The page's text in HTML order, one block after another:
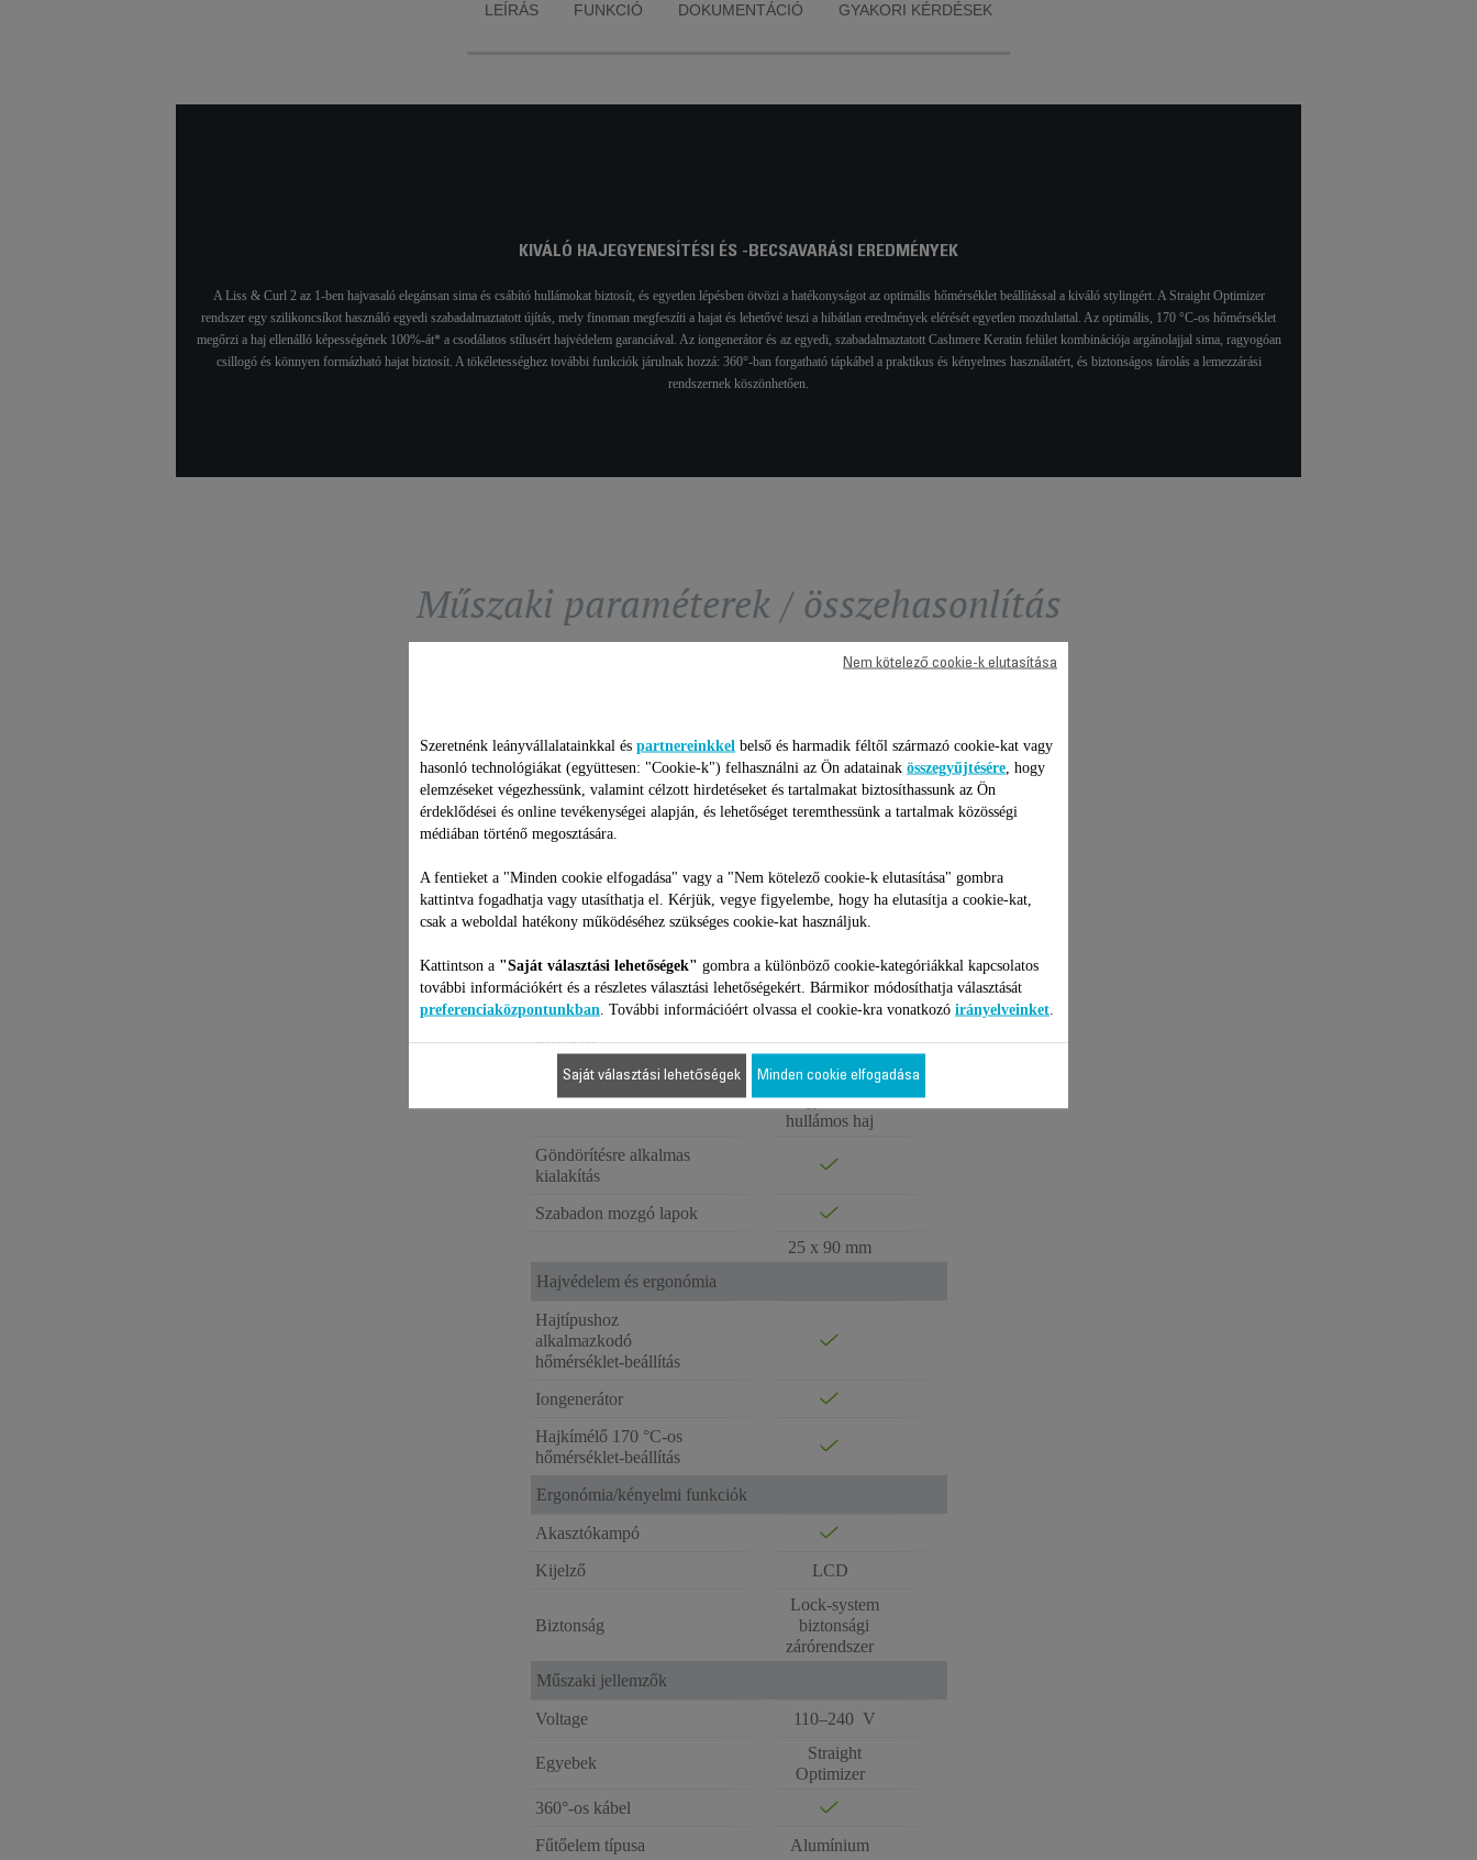
LEÍRÁS FUNKCIÓ DOKUMENTÁCIÓ GYAKORI KÉRDÉSEK
KIVÁLÓ HAJEGYENESÍTÉSI ÉS -BECSAVARÁSI EREDMÉNYEK
A Liss & Curl 2 az 1-ben hajvasaló elegánsan sima és csábító hullámokat biztosít, és egyetlen lépésben ötvözi a hatékonyságot az optimális hőmérséklet beállítással a kiváló stylingért. A Straight Optimizer
rendszer egy szilikoncsíkot használó egyedi szabadalmaztatott újítás, mely finoman megfeszíti a hajat és lehetővé teszi a hibátlan eredmények elérését egyetlen mozdulattal. Az optimális, 170 °C-os hőmérséklet
megőrzi a haj ellenálló képességének 100%-át* a csodálatos stílusért hajvédelem garanciával. Az iongenerátor és az egyedi, szabadalmaztatott Cashmere Keratin felület kombinációja argánolajjal sima, ragyogóan
csillogó és könnyen formázható hajat biztosít. A tökéletességhez további funkciók járulnak hozzá: 360°-ban forgatható tápkábel a praktikus és kényelmes használatért, és biztonságos tárolás a lemezzárási
rendszernek köszönhetően.
Műszaki paraméterek / összehasonlítás
PREMIUM
CARE
LISS&CURL
Eredmény/beállítások
bevonata
Funkciók
Teljesen
egyenes és
hullámos haj
Göndörítésre alkalmas
kialakítás
Szabadon mozgó lapok
25 x 90 mm
Hajvédelem és ergonómia
Hajtípushoz
alkalmazkodó
hőmérséklet-beállítás
Iongenerátor
Hajkímélő 170 °C-os
hőmérséklet-beállítás
Ergonómia/kényelmi funkciók
Akasztókampó
Kijelző
LCD
Biztonság
Lock-system
biztonsági
zárórendszer
Műszaki jellemzők
Voltage 110–240 V
Egyebek
Straight
Optimizer
360°-os kábel
Fűtőelem típusa
Alumínium
Szeretnénk leányvállalatainkkal és partnereinkkel belső és harmadik féltől származó cookie-kat vagy
hasonló technológiákat (együttesen: "Cookie-k") felhasználni az Ön adatainak összegyűjtésére , hogy
elemzéseket végezhessünk, valamint célzott hirdetéseket és tartalmakat biztosíthassunk az Ön
érdeklődései és online tevékenységei alapján, és lehetőséget teremthessünk a tartalmak közösségi
médiában történő megosztására.
A fentieket a "Minden cookie elfogadása" vagy a "Nem kötelező cookie-k elutasítása" gombra
kattintva fogadhatja vagy utasíthatja el. Kérjük, vegye figyelembe, hogy ha elutasítja a cookie-kat,
csak a weboldal hatékony működéséhez szükséges cookie-kat használjuk.
Kattintson a "Saját választási lehetőségek" gombra a különböző cookie-kategóriákkal kapcsolatos
további információkért és a részletes választási lehetőségekért. Bármikor módosíthatja választását
preferenciaközpontunkban . További információért olvassa el cookie-kra vonatkozó irányelveinket
Nem kötelező cookie-k elutasítása
Saját választási lehetőségek Minden cookie elfogadása